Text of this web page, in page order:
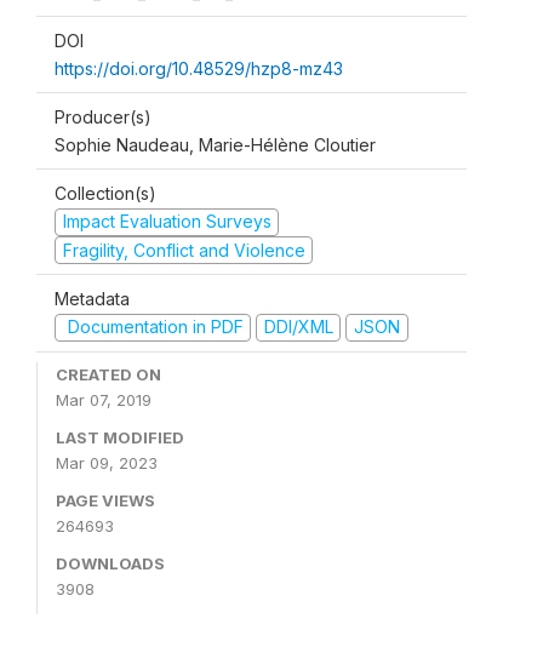
DOI
https://doi.org/10.48529/hzp8-mz43
Producer(s)
Sophie Naudeau, Marie-Hélène Cloutier
Collection(s)
Impact Evaluation Surveys
Fragility, Conflict and Violence
Metadata
Documentation in PDF
DDI/XML JSON
CREATED ON
Mar 07, 2019
LAST MODIFIED
Mar 09, 2023
PAGE VIEWS
264693
DOWNLOADS
3908